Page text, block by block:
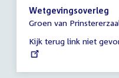
14:00
-
uur
Wetgevingsoverleg
Groen van
Kijk terug link niet